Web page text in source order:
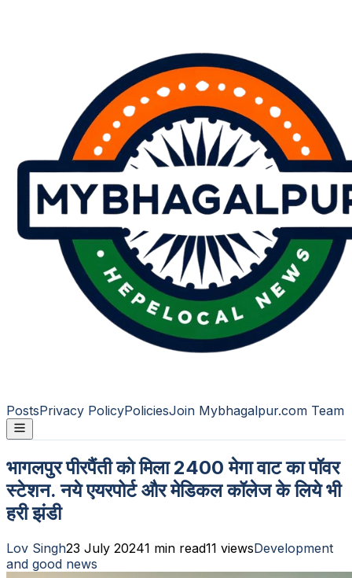
PostsPrivacy PolicyPoliciesJoin Mybhagalpur.com Team
भागलपुर पीरपैंती को मिला 2400 मेगा वाट का पॉवर
स्टेशन. नये एयरपोर्ट और मेडिकल कॉलेज के लिये भी
हरी झंडी
Lov Singh23 July 20241 min read11 viewsDevelopment
and good news